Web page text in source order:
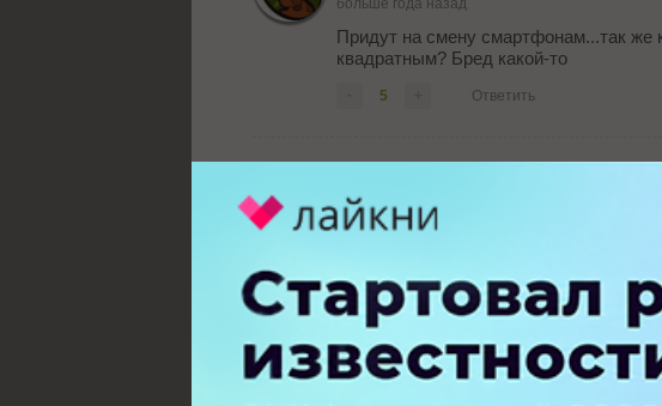
Придут на смену смартфонам...так же
квадратным? Бред какой-то
5 Ответить